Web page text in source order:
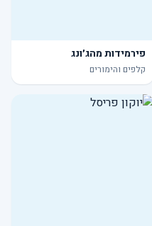
פירמידות מהג׳ונג
קלפים והימורים